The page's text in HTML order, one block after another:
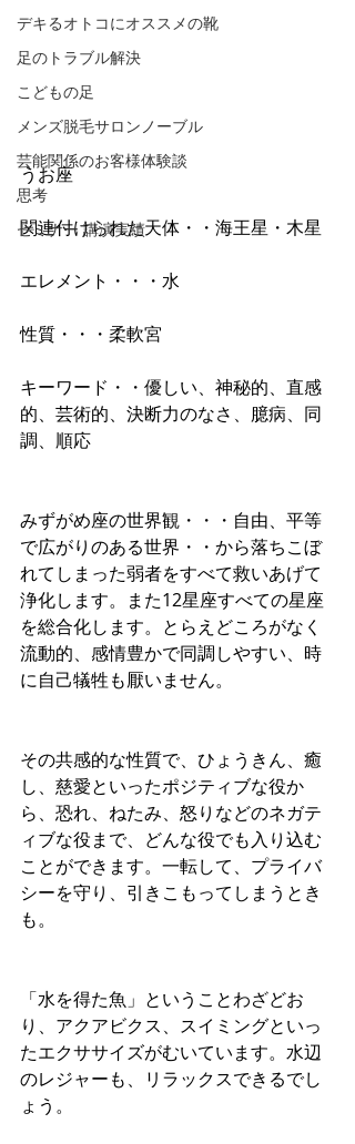
デキるオトコにオススメの靴
足のトラブル解決
こどもの足
メンズ脱毛サロンノーブル
芸能関係のお客様体験談
思考
セミナー 講演実績
うお座
関連付けられた天体・・海王星・木星
エレメント・・・水
性質・・・柔軟宮
キーワード・・優しい、神秘的、直感
的、芸術的、決断力のなさ、臆病、同
調、順応
みずがめ座の世界観・・・自由、平等
で広がりのある世界・・から落ちこぼ
れてしまった弱者をすべて救いあげて
浄化します。また12星座すべての星座
を総合化します。とらえどころがなく
流動的、感情豊かで同調しやすい、時
に自己犠牲も厭いません。
その共感的な性質で、ひょうきん、癒
し、慈愛といったポジティブな役か
ら、恐れ、ねたみ、怒りなどのネガテ
ィブな役まで、どんな役でも入り込む
ことができます。一転して、プライバ
シーを守り、引きこもってしまうとき
も。
「水を得た魚」ということわざどお
り、アクアビクス、スイミングといっ
たエクササイズがむいています。水辺
のレジャーも、リラックスできるでし
ょう。